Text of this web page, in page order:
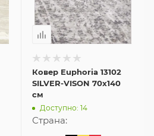
Ковер Euphoria 13102
SILVER-VISON 70x140
см
Доступно: 14
Страна: